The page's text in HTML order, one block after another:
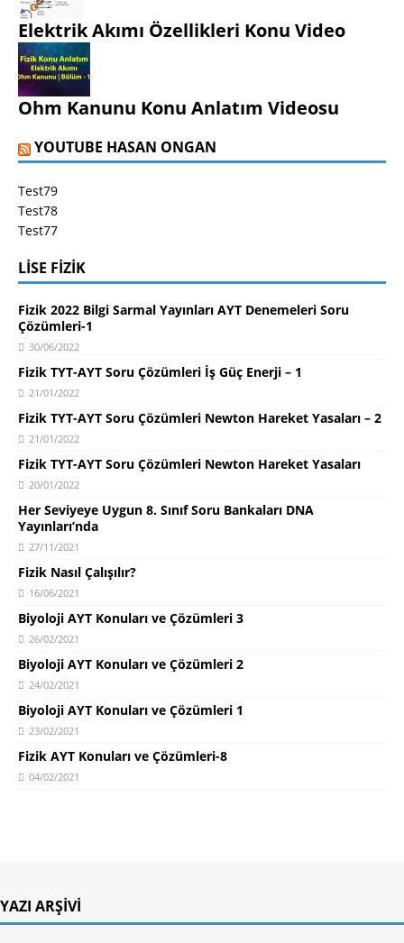
Elektrik Akımı Özellikleri Konu Video
Ohm Kanunu Konu Anlatım Videosu
YOUTUBE HASAN ONGAN
Test79
Test78
Test77
LISE FIZIK
Fizik 2022 Bilgi Sarmal Yayınları AYT Denemeleri Soru
Çözümleri-1
30/06/2022
Fizik TYT-AYT Soru Çözümleri İş Güç Enerji – 1
21/01/2022
Fizik TYT-AYT Soru Çözümleri Newton Hareket Yasaları – 2
21/01/2022
Fizik TYT-AYT Soru Çözümleri Newton Hareket Yasaları
20/01/2022
Her Seviyeye Uygun 8. Sınıf Soru Bankaları DNA
Yayınları’nda
27/11/2021
Fizik Nasıl Çalışılır?
16/06/2021
Biyoloji AYT Konuları ve Çözümleri 3
26/02/2021
Biyoloji AYT Konuları ve Çözümleri 2
24/02/2021
Biyoloji AYT Konuları ve Çözümleri 1
23/02/2021
Fizik AYT Konuları ve Çözümleri-8
04/02/2021
YAZI ARŞIVI